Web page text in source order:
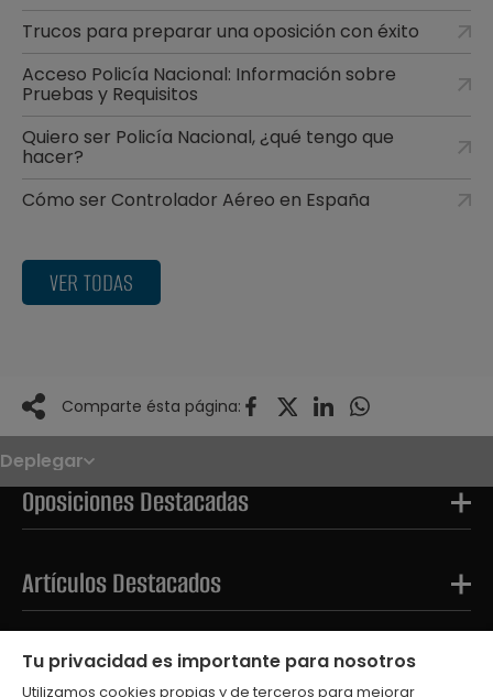
Trucos para preparar una oposición con éxito
Acceso Policía Nacional: Información sobre
Pruebas y Requisitos
Quiero ser Policía Nacional, ¿qué tengo que
hacer?
Cómo ser Controlador Aéreo en España
VER TODAS
Comparte ésta página:
Deplegar
Noticias
Oposiciones
Convocatorias
Paso paso
OPE 2026
Oposiciones Destacadas
Artículos Destacados
Tests Destacados
Tu privacidad es importante para nosotros
Utilizamos cookies propias y de terceros para mejorar